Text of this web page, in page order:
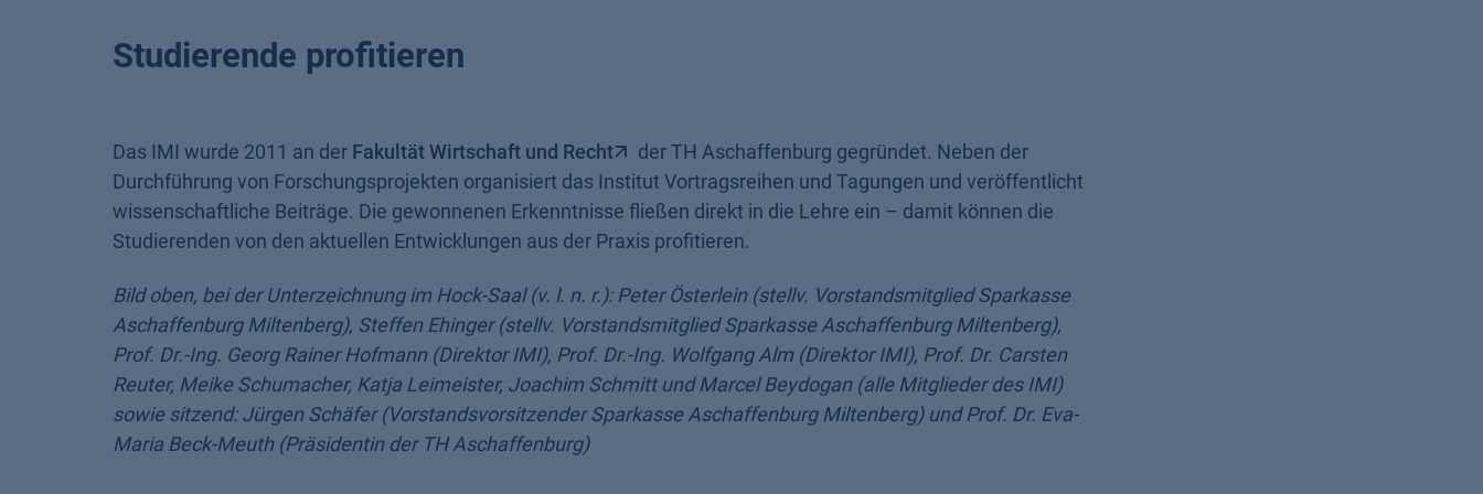
Studierende profitieren
Das IMI wurde 2011 an der Fakultät Wirtschaft und Recht
der TH Aschaffenburg gegründet. Neben der
Durchführung von Forschungsprojekten organisiert das Institut Vortragsreihen und Tagungen und veröffentlicht
wissenschaftliche Beiträge. Die gewonnenen Erkenntnisse fließen direkt in die Lehre ein – damit können die
Studierenden von den aktuellen Entwicklungen aus der Praxis profitieren.
Bild oben, bei der Unterzeichnung im Hock-Saal (v. l. n. r.): Peter Österlein (stellv. Vorstandsmitglied Sparkasse
Aschaffenburg Miltenberg), Steffen Ehinger (stellv. Vorstandsmitglied Sparkasse Aschaffenburg Miltenberg),
Prof. Dr.-Ing. Georg Rainer Hofmann (Direktor IMI), Prof. Dr.-Ing. Wolfgang Alm (Direktor IMI), Prof. Dr. Carsten
Reuter, Meike Schumacher, Katja Leimeister, Joachim Schmitt und Marcel Beydogan (alle Mitglieder des IMI)
sowie sitzend: Jürgen Schäfer (Vorstandsvorsitzender Sparkasse Aschaffenburg Miltenberg) und Prof. Dr. Eva-
Maria Beck-Meuth (Präsidentin der TH Aschaffenburg)